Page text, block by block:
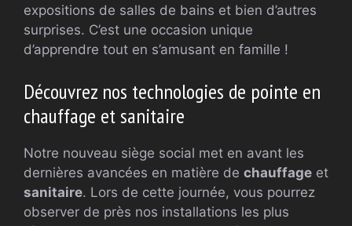
expositions de salles de bains et bien d’autres
surprises. C’est une occasion unique
d’apprendre tout en s’amusant en famille !
Découvrez nos technologies de pointe en
chauffage et sanitaire
Notre nouveau siège social met en avant les
dernières avancées en matière de chauffage et
sanitaire. Lors de cette journée, vous pourrez
observer de près nos installations les plus